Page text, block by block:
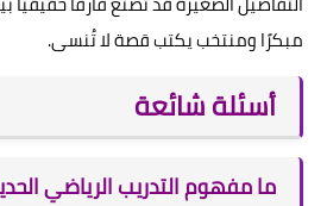
مبكرًا ومنتخب يكتب قصة لا تُنسى.
أسئلة شائعة
ما مفهوم التدريب الرياضي